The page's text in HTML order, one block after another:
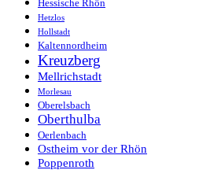
Hessische Rhön
Hetzlos
Hollstadt
Kaltennordheim
Kreuzberg
Mellrichstadt
Morlesau
Oberelsbach
Oberthulba
Oerlenbach
Ostheim vor der Rhön
Poppenroth